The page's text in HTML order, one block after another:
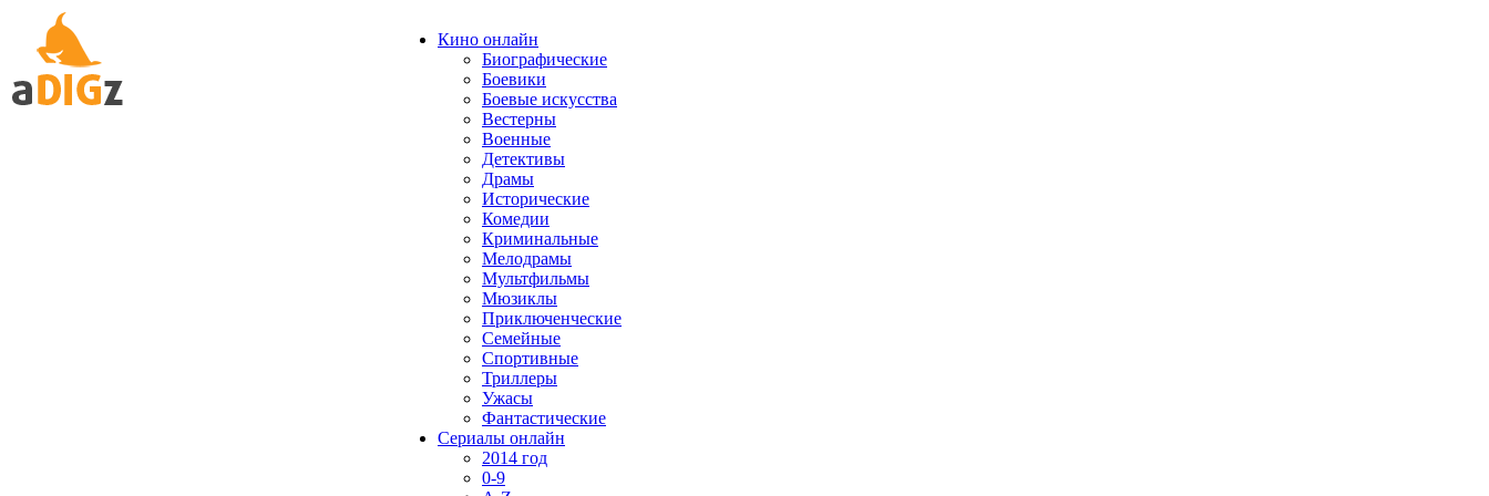
Кино онлайн
Биографические
Боевики
Боевые искусства
Вестерны
Военные
Детективы
Драмы
Исторические
Комедии
Криминальные
Мелодрамы
Мультфильмы
Мюзиклы
Приключенческие
Семейные
Спортивные
Триллеры
Ужасы
Фантастические
Сериалы онлайн
2014 год
0-9